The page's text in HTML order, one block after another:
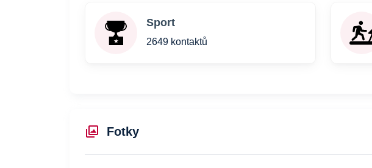
Sport
2649 kontaktů
Fotky